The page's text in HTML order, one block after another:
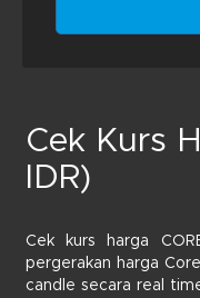
Cek Kurs
IDR)
Cek kurs harga
pergerakan harga
candle secara real